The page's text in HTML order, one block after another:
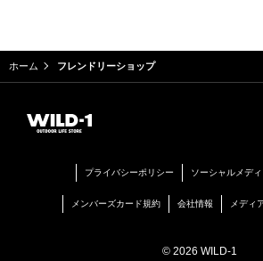
ホーム フレンドリーショップ
プライバシーポリシー ソーシャルメデ
メンバーズカード規約 会社情報 メディ
© 2026 WILD-1